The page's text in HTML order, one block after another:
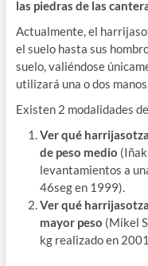
las piedras de las
Actualmente, el
el suelo hasta sus
suelo, valiéndose
utilizará una o dos
Existen 2 modalidades
Ver qué
de peso medio
levantamientos a
46seg en 1999).
Ver qué
mayor peso (Mikel
kg realizado en